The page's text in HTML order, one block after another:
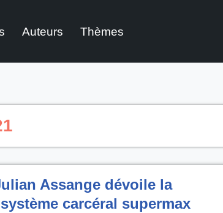
Auteurs Thèmes
Assange dévoile la
carcéral supermax